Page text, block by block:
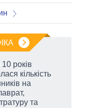
років
кількість
на
та